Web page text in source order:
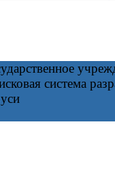
система